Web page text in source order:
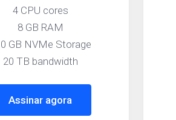
4 CPU cores
8 GB RAM
GB NVMe Storage
20 TB bandwidth
Assinar agora